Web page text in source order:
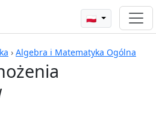
🇵🇱
› Algebra i Matematyka Ogólna